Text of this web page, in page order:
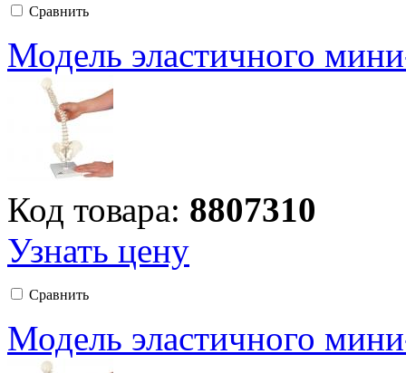
Сравнить
Модель эластичного
Код товара: 8807310
Узнать цену
Сравнить
Модель эластичного